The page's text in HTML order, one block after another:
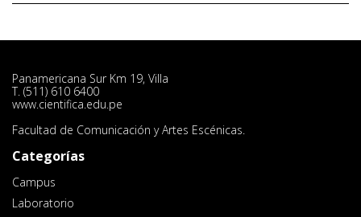
Panamericana Sur Km 19, Villa
T. (511) 610 6400
www.cientifica.edu.pe
Facultad de Comunicación y Artes Escénicas.
Categorías
Campus
Laboratorio